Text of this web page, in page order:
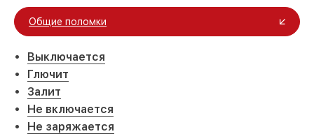
Общие поломки
Выключается
Глючит
Залит
Не включается
Не заряжается